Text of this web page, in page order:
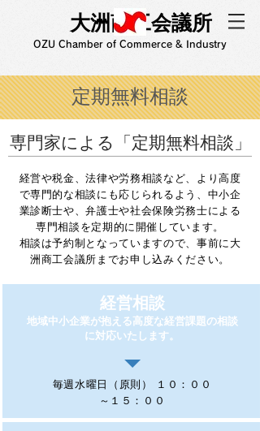
大洲商工会議所
OZU Chamber of Commerce & Industry
定期無料相談
専門家による「定期無料相談」
経営や税金、法律や労務相談など、より高度
で専門的な相談にも応じられるよう、中小企
業診断士や、弁護士や社会保険労務士による
専門相談を定期的に開催しています。
相談は予約制となっていますので、事前に大
洲商工会議所までお申し込みください。
経営相談
地域中小企業が抱える高度な経営課題の相談
に対応いたします。
毎週水曜日（原則） １０：００
～１５：００